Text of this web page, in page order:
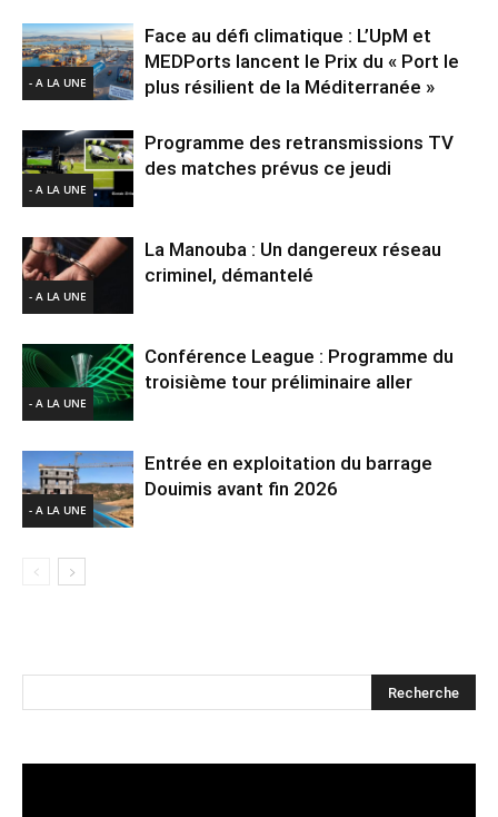
- A LA UNE
Face au défi climatique : L’UpM et
MEDPorts lancent le Prix du « Port le
plus résilient de la Méditerranée »
- A LA UNE
Programme des retransmissions TV
des matches prévus ce jeudi
- A LA UNE
La Manouba : Un dangereux réseau
criminel, démantelé
- A LA UNE
Conférence League : Programme du
troisième tour préliminaire aller
- A LA UNE
Entrée en exploitation du barrage
Douimis avant fin 2026